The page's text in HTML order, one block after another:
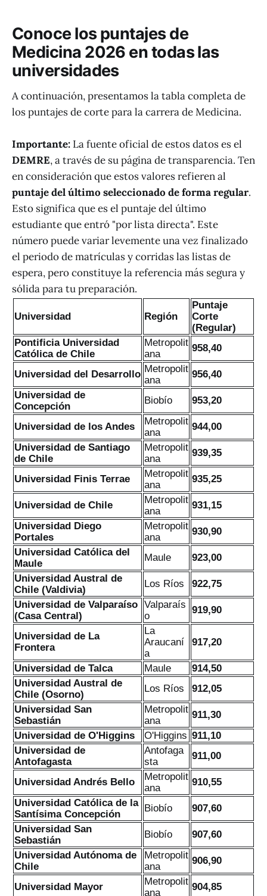
Conoce los puntajes de
Medicina 2026 en todas las
universidades
A continuación, presentamos la tabla completa de
los puntajes de corte para la carrera de Medicina.
Importante: La fuente oficial de estos datos es el
DEMRE, a través de su página de transparencia. Ten
en consideración que estos valores refieren al
puntaje del último seleccionado de forma regular.
Esto significa que es el puntaje del último
estudiante que entró "por lista directa". Este
número puede variar levemente una vez finalizado
el periodo de matrículas y corridas las listas de
espera, pero constituye la referencia más segura y
sólida para tu preparación.
Universidad Región
Puntaje
Corte
(Regular)
Pontificia Universidad
Católica de Chile
Metropolit
ana
958,40
Universidad del Desarrollo Metropolit
ana
956,40
Universidad de
Concepción
Biobío 953,20
Universidad de los Andes
Metropolit
ana
944,00
Universidad de Santiago
de Chile
Metropolit
ana
939,35
Universidad Finis Terrae
Metropolit
ana
935,25
Universidad de Chile
Metropolit
ana
931,15
Universidad Diego
Portales
Metropolit
ana
930,90
Universidad Católica del
Maule
Maule
923,00
Universidad Austral de
Chile (Valdivia)
Los Ríos
922,75
Universidad de Valparaíso
(Casa Central)
Valparaís
o
919,90
Universidad de La
Frontera
La
Araucaní
a
917,20
Universidad de Talca Maule
914,50
Universidad Austral de
Chile (Osorno)
Los Ríos
912,05
Universidad San
Sebastián
Metropolit
ana
911,30
Universidad de O'Higgins
O'Higgins 911,10
Universidad de
Antofagasta
Antofaga
sta
911,00
Universidad Andrés Bello
Metropolit
ana
910,55
Universidad Católica de la
Santísima Concepción
Biobío
907,60
Universidad San
Sebastián
Biobío
907,60
Universidad Autónoma de
Chile
Metropolit
ana
906,90
Universidad Mayor
Metropolit
ana
904,85